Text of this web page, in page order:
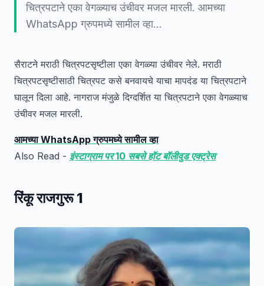
चित्रपटाने एका वेगळ्याच उंचीवर मजल मारली. आमच्या
WhatsApp ग्रुपमध्ये सामील व्हा…
सैराटने मराठी चित्रपटसृष्टीला एका वेगळ्या उंचीवर नेले. मराठी
चित्रपटसृष्टीसाठी चित्रपट कसे बनवायचे याचा मापदंड या चित्रपटाने
घालून दिला आहे. नागराज मंजुळे दिग्दर्शित या चित्रपटाने एका वेगळ्याच
उंचीवर मजल मारली.
आमच्या WhatsApp ग्रुपमध्ये सामील व्हा
Also Read - इंस्टाग्राम पर 10 सबसे हॉट बॉलीवुड एक्ट्रेस
रिंकू राजगुरू 1